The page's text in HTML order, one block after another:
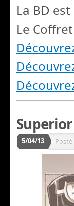
La BD
Le
5/04/13 Posté